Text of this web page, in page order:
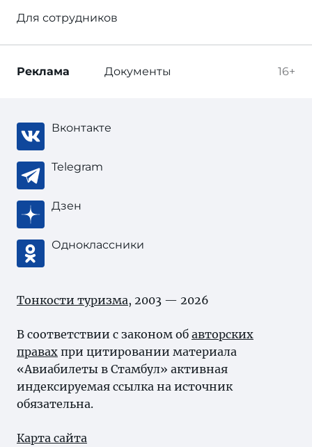
Для сотрудников
16+
Реклама Документы
Вконтакте
Telegram
Дзен
Одноклассники
Тонкости туризма, 2003 — 2026
В соответствии с законом об авторских
правах при цитировании материала
«Авиабилеты в Стамбул» активная
индексируемая ссылка на источник
обязательна.
Карта сайта